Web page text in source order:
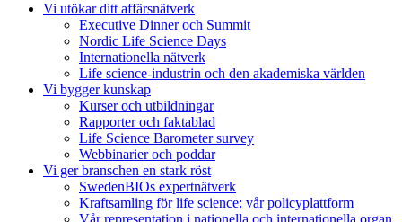
Vi utökar ditt affärsnätverk
Executive Dinner och Summit
Nordic Life Science Days
Internationella nätverk
Life science-industrin och den akademiska världen
Vi bygger kunskap
Kurser och utbildningar
Rapporter och faktablad
Life Science Barometer survey
Webbinarier och poddar
Vi ger branschen en stark röst
SwedenBIOs expertnätverk
Kraftsamling för life science: vår policyplattform
Vår representation i nationella och internationella organ